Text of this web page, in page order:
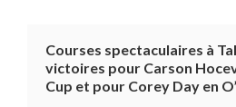
Courses spectaculaires à
victoires pour Carson
Cup et pour Corey Day en